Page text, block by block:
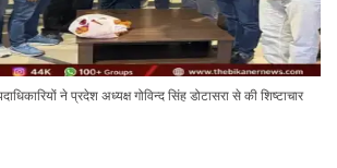
ने प्रदेश अध्यक्ष गोविन्द सिंह डोटासरा से की शिष्टाचार